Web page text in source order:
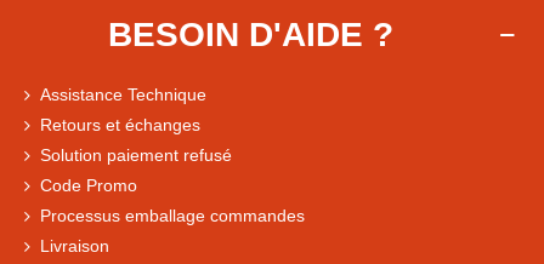
BESOIN D'AIDE ?
Assistance Technique
Retours et échanges
Solution paiement refusé
Code Promo
Processus emballage commandes
Livraison